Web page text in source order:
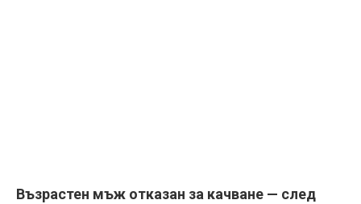
Възрастен мъж отказан за качване — след